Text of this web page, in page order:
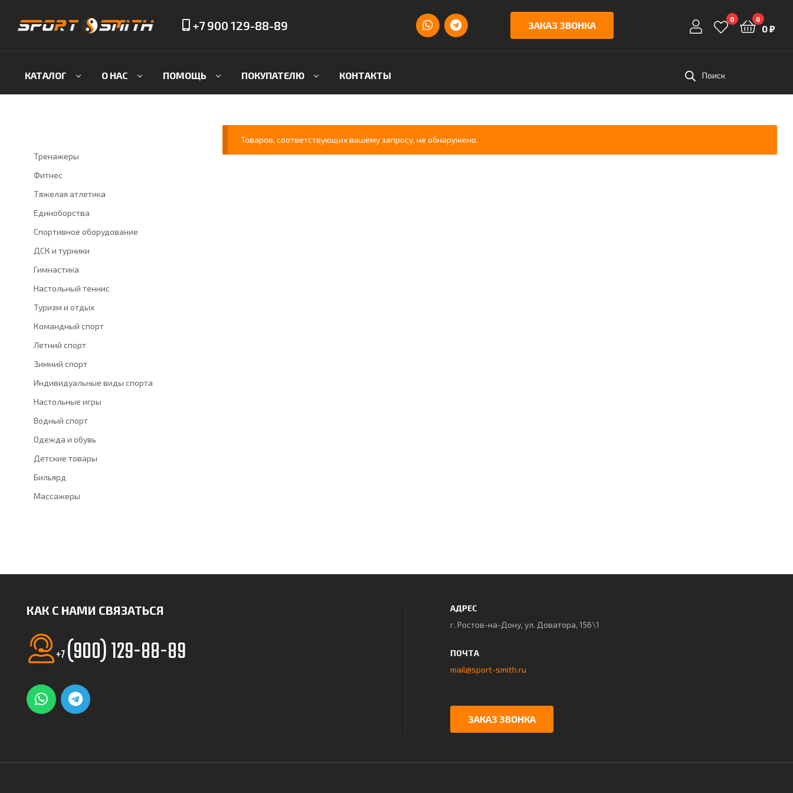
Smith
—
спортивных
товаров
ассортимент
товаров
доставкой
России
+7 900 129-88-89 ЗАКАЗ ЗВОНКА
0 0
0₽
КАТАЛОГ О НАС ПОМОЩЬ ПОКУПАТЕЛЮ КОНТАКТЫ Поиск
Товаров, соответствующих вашему запросу, не обнаружено.
Тренажеры
Фитнес
Тяжелая атлетика
Единоборства
Спортивное оборудование
ДСК и турники
Гимнастика
Настольный теннис
Туризм и отдых
Командный спорт
Летний спорт
Зимний спорт
Индивидуальные виды спорта
Настольные игры
Водный спорт
Одежда и обувь
Детские товары
Бильярд
Массажеры
КАК С НАМИ СВЯЗАТЬСЯ
+7(900) 129-88-89
АДРЕС
г. Ростов-на-Дону, ул. Доватора, 156\1
ПОЧТА
mail@sport-smith.ru
ЗАКАЗ ЗВОНКА